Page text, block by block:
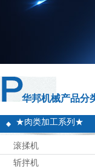
华邦机械产品分
★肉类加工系列★
滚揉机
斩拌机